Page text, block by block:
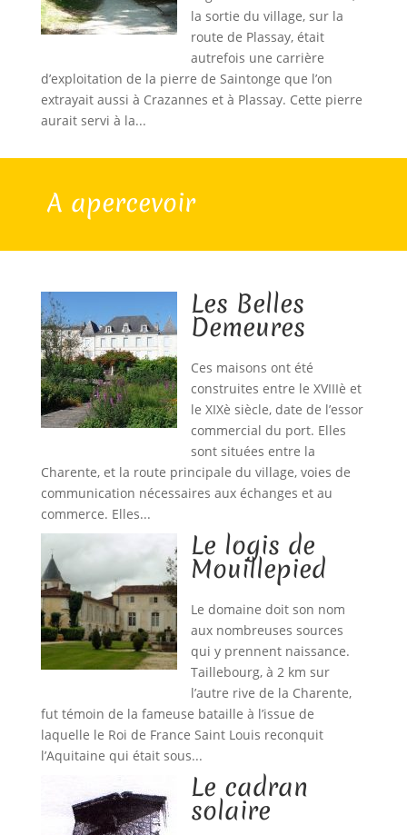
la sortie du village, sur la
route de Plassay, était
autrefois une carrière
d’exploitation de la pierre de Saintonge que l’on
extrayait aussi à Crazannes et à Plassay. Cette pierre
aurait servi à la...
A apercevoir
Les Belles
Demeures
Ces maisons ont été
construites entre le XVIIIè et
le XIXè siècle, date de l’essor
commercial du port. Elles
sont situées entre la
Charente, et la route principale du village, voies de
communication nécessaires aux échanges et au
commerce. Elles...
Le logis de
Mouillepied
Le domaine doit son nom
aux nombreuses sources
qui y prennent naissance.
Taillebourg, à 2 km sur
l’autre rive de la Charente,
fut témoin de la fameuse bataille à l’issue de
laquelle le Roi de France Saint Louis reconquit
l’Aquitaine qui était sous...
Le cadran
solaire